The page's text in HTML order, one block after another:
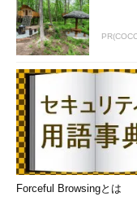
Forceful Browsingとは